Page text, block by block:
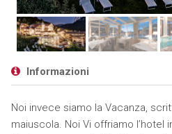
Informazioni
Noi invece siamo la Vacanza,
maiuscola. Noi Vi offriamo l’hotel